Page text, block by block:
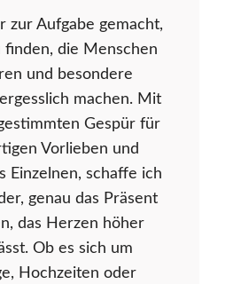
zur Aufgabe gemacht,
finden, die Menschen
und besondere
machen. Mit
Gespür für
Vorlieben und
Einzelnen, schaffe ich
genau das Präsent
das Herzen höher
Ob es sich um
Hochzeiten oder